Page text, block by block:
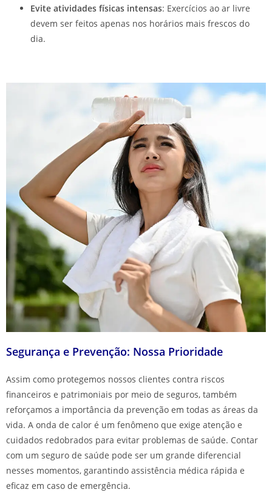
Evite atividades físicas intensas: Exercícios ao ar livre
devem ser feitos apenas nos horários mais frescos do
dia.
Segurança e Prevenção: Nossa Prioridade
Assim como protegemos nossos clientes contra riscos
financeiros e patrimoniais por meio de seguros, também
reforçamos a importância da prevenção em todas as áreas da
vida. A onda de calor é um fenômeno que exige atenção e
cuidados redobrados para evitar problemas de saúde. Contar
com um seguro de saúde pode ser um grande diferencial
nesses momentos, garantindo assistência médica rápida e
eficaz em caso de emergência.